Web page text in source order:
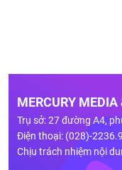
MERCURY
Trụ sở: 27 đường A4,
Điện thoại: (028)-
Chịu trách nhiệm nội